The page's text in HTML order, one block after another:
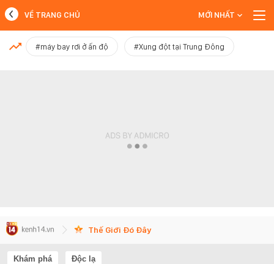
MỚI NHẤT
VỀ TRANG CHỦ MỚI NHẤT
#máy bay rơi ở ấn độ #Xung đột tại Trung Đông
Thế Giới Đó Đây
Khám phá Độc lạ